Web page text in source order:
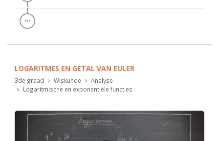
LOGARITMES EN GETAL VAN EULER
3de graad Wiskunde
Analyse
Logaritmische en exponentiële functies